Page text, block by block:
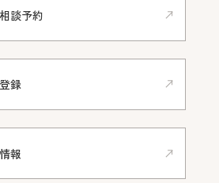
談予約
録
報